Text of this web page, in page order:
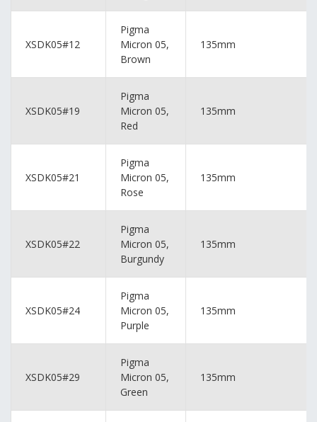
XSDK05#12
Pigma
Micron 05,
Brown
135mm
XSDK05#19
Pigma
Micron 05,
Red
135mm
XSDK05#21
Pigma
Micron 05,
Rose
135mm
XSDK05#22
Pigma
Micron 05,
Burgundy
135mm
XSDK05#24
Pigma
Micron 05,
Purple
135mm
XSDK05#29
Pigma
Micron 05,
Green
135mm